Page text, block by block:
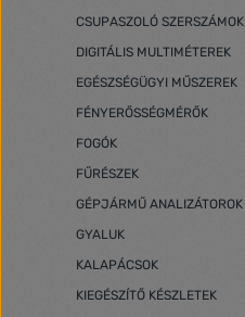
CSUPASZOLÓ SZERSZÁMOK
DIGITÁLIS MULTIMÉTEREK
EGÉSZSÉGÜGYI MŰSZEREK
FÉNYERŐSSÉGMÉRŐK
FOGÓK
FŰRÉSZEK
GÉPJÁRMŰ ANALIZÁTOROK
GYALUK
KALAPÁCSOK
KIEGÉSZÍTŐ KÉSZLETEK